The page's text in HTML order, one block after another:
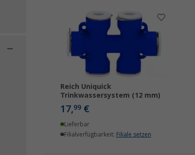
Reich Uniquick
Trinkwassersystem (12 mm)
17,99 €
Lieferbar
Filialverfügbarkeit: Filiale setzen